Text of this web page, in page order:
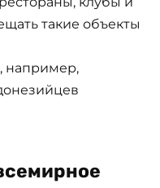
такие объекты
например,